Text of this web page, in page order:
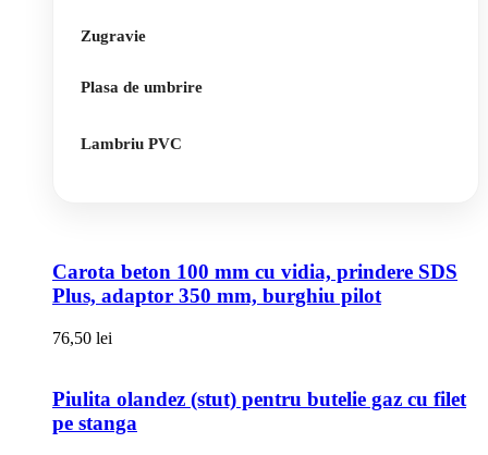
Zugravie
Plasa de umbrire
Lambriu PVC
Carota beton 100 mm cu vidia, prindere SDS
Plus, adaptor 350 mm, burghiu pilot
76,50 lei
Piulita olandez (stut) pentru butelie gaz cu filet
pe stanga